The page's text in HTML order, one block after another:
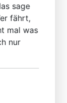
sage
fährt,
mal was
nur